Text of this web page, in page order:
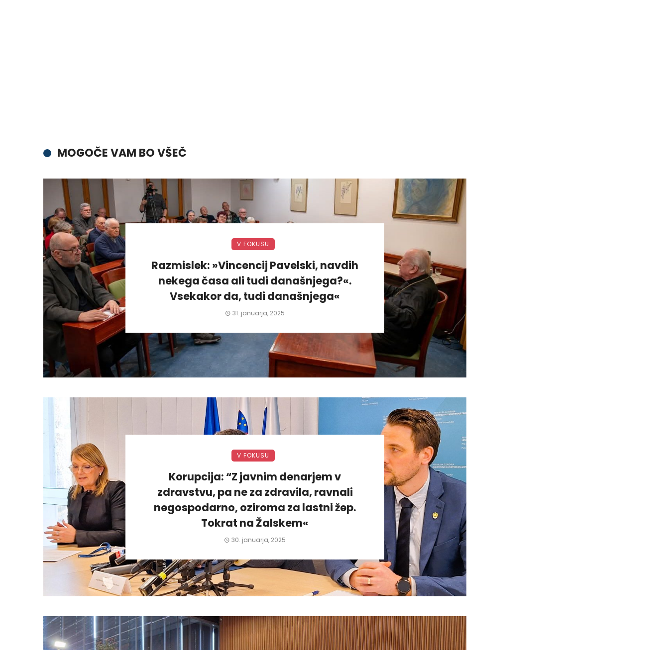
MOGOČE VAM BO VŠEČ
V FOKUSU
Razmislek: »Vincencij Pavelski, navdih
nekega časa ali tudi današnjega?«.
Vsekakor da, tudi današnjega«
31. januarja, 2025
V FOKUSU
Korupcija: “Z javnim denarjem v
zdravstvu, pa ne za zdravila, ravnali
negospodarno, oziroma za lastni žep.
Tokrat na Žalskem«
30. januarja, 2025